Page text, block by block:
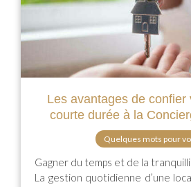
Les avantages de confier
courte durée à la
Quelques mots pour
Gagner du temps et de la
La gestion quotidienne d’une